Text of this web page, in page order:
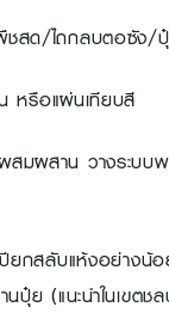
สด/ไถกลบตอซัง/
หรือแผ่นเทียบสี
มผสาน วางระบบ
ปียกสลับแห้งอย่าง
ปุ๋ย (แนะนำในเขต